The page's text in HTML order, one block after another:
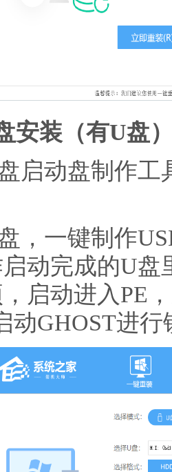
装（有U盘
动盘制作工
一键制作
动完成的U
启动进入PE
动GHOST进